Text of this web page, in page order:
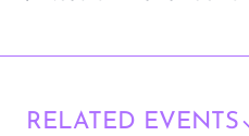
RELATED EVENTS